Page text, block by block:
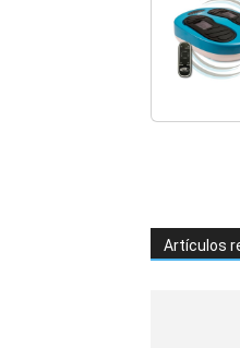
Artículos